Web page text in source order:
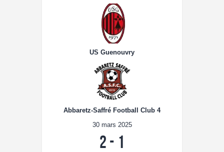
US Guenouvry
Abbaretz-Saffré Football Club 4
30 mars 2025
2 - 1